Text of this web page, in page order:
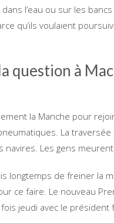
l’eau ou sur les
qu’ils voulaient
question à
la Manche pour
La
navires. Les gens
longtemps de freiner la
ce faire. Le nouveau
jeudi avec le président